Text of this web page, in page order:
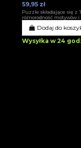
59,95 zł
Puzzle składające się z
różnorodność motywów
Dodaj do
Wysyłka w 24